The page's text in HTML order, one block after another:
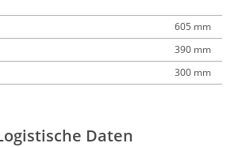
605 mm
390 mm
300 mm
Daten